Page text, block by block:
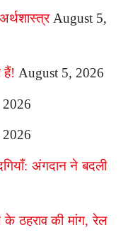
August 5,
हैं! August 5, 2026
अंगदान ने बदली
ठहराव की मांग, रेल